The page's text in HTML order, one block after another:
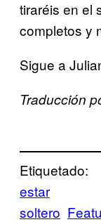
tiraréis en el
completos y
Sigue a
Traducción
Etiquetado:
estar
soltero